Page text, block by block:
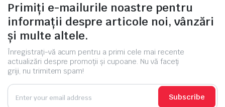
Primiți e-mailurile noastre pentru
informații despre articole noi, vânzări
și multe altele.
Înregistrați-vă acum pentru a primi cele mai recente
actualizări despre promoții și cupoane. Nu vă faceți
griji, nu trimitem spam!
Subscribe